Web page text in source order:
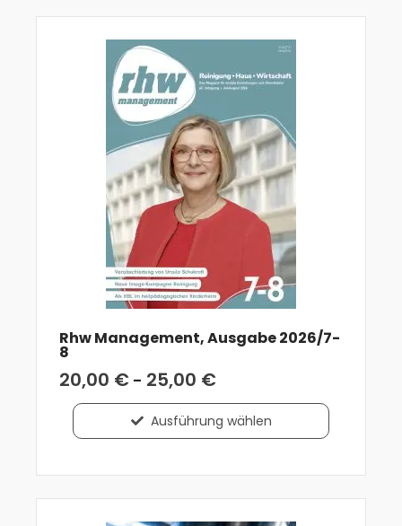
Rhw Management, Ausgabe 2026/7-
8
20,00 € - 25,00 €
Ausführung wählen